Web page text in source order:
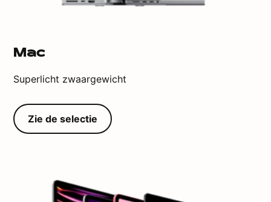
Mac
Superlicht zwaargewicht
Zie de selectie